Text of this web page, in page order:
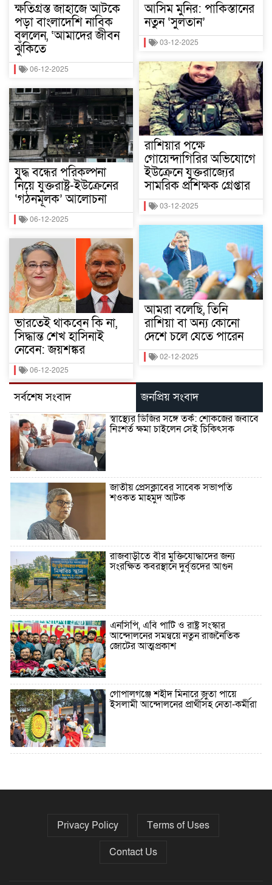
ক্ষতিগ্রস্ত জাহাজে আটকে
পড়া বাংলাদেশি নাবিক
বললেন, ‘আমাদের জীবন
ঝুঁকিতে
06-12-2025
যুদ্ধ বন্ধের পরিকল্পনা
নিয়ে যুক্তরাষ্ট্র-ইউক্রেনের
‘গঠনমূলক’ আলোচনা
06-12-2025
ভারতেই থাকবেন কি না,
সিদ্ধান্ত শেখ হাসিনাই
নেবেন: জয়শঙ্কর
06-12-2025
আসিম মুনির: পাকিস্তানের
নতুন ‘সুলতান’
03-12-2025
রাশিয়ার পক্ষে
গোয়েন্দাগিরির অভিযোগে
ইউক্রেনে যুক্তরাজ্যের
সামরিক প্রশিক্ষক গ্রেপ্তার
03-12-2025
আমরা বলেছি, তিনি
রাশিয়া বা অন্য কোনো
দেশে চলে যেতে পারেন
02-12-2025
সর্বশেষ সংবাদ জনপ্রিয় সংবাদ
স্বাস্থ্যের ডিজির সঙ্গে তর্ক: শোকজের জবাবে
নিঃশর্ত ক্ষমা চাইলেন সেই চিকিৎসক
জাতীয় প্রেসক্লাবের সাবেক সভাপতি
শওকত মাহমুদ আটক
রাজবাড়ীতে বীর মুক্তিযোদ্ধাদের জন্য
সংরক্ষিত কবরস্থানে দুর্বৃত্তদের আগুন
এনসিপি, এবি পার্টি ও রাষ্ট্র সংস্কার
আন্দোলনের সমন্বয়ে নতুন রাজনৈতিক
জোটের আত্মপ্রকাশ
গোপালগঞ্জে শহীদ মিনারে জুতা পায়ে
ইসলামী আন্দোলনের প্রার্থীসহ নেতা-কর্মীরা
নির্বাচনের তফসিল ৮-১৫ ডিসেম্বরের মধ্যে
Privacy Policy
Terms of Uses
Contact Us